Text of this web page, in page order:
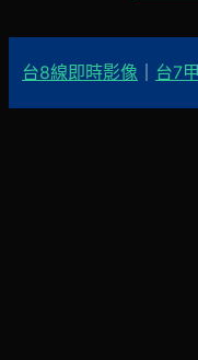
台8線即時影像 台7